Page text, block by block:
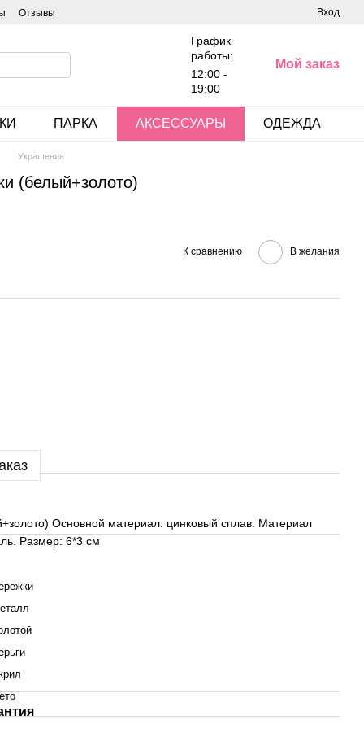
Отзывы Вход
График
работы:
12:00 -
19:00
Мой заказ
ПАРКА АКСЕССУАРЫ ОДЕЖДА
Украшения
(белый+золото)
К сравнению В желания
Основной материал: цинковый сплав. Материал
Размер: 6*3 см